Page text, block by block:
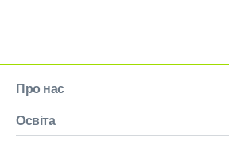
Про нас
Освіта